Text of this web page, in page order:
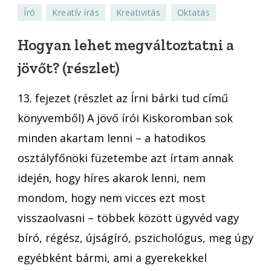
megváltoztatni
jövőt?
Író Kreatív írás Kreativitás Oktatás
Hogyan lehet megváltoztatni a
jövőt? (részlet)
13. fejezet (részlet az Írni bárki tud című
könyvemből) A jövő írói Kiskoromban sok
minden akartam lenni – a hatodikos
osztályfőnöki füzetembe azt írtam annak
idején, hogy híres akarok lenni, nem
mondom, hogy nem vicces ezt most
visszaolvasni – többek között ügyvéd vagy
bíró, régész, újságíró, pszichológus, meg úgy
egyébként bármi, ami a gyerekekkel